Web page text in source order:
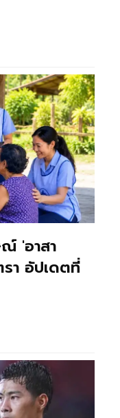
'อาสา
า อัปเดตที่